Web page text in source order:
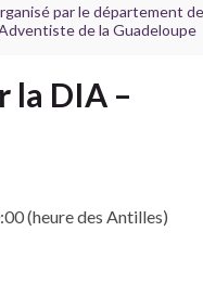
par le département
de la Guadeloupe
la DIA –
(heure des Antilles)